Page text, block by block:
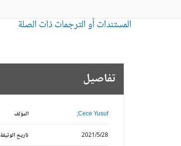
المستندات أو الترجمات ذات الصلة
تفاصيل
المؤلف Cece Yusuf;
تاريخ الوثيقة 2021/5/28